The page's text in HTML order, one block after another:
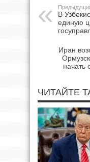
В
единую
Иран
начать
ЧИТАЙТЕ